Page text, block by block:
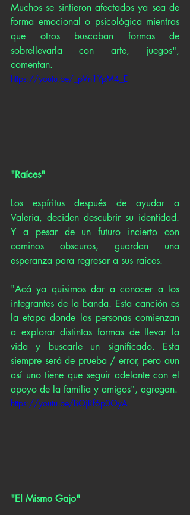
Muchos se sintieron afectados ya sea de
forma emocional o psicológica mientras
que otros buscaban formas de
sobrellevarla con arte, juegos",
comentan.
https://youtu.be/_pVn1YpM4_E
"Raíces"
Los espíritus después de ayudar a
Valeria, deciden descubrir su identidad.
Y a pesar de un futuro incierto con
caminos obscuros, guardan una
esperanza para regresar a sus raíces.
"Acá ya quisimos dar a conocer a los
integrantes de la banda. Esta canción es
la etapa donde las personas comienzan
a explorar distintas formas de llevar la
vida y buscarle un significado. Esta
siempre será de prueba / error, pero aun
así uno tiene que seguir adelante con el
apoyo de la familia y amigos", agregan.
https://youtu.be/BOjRf6p0OyA
"El Mismo Gajo"